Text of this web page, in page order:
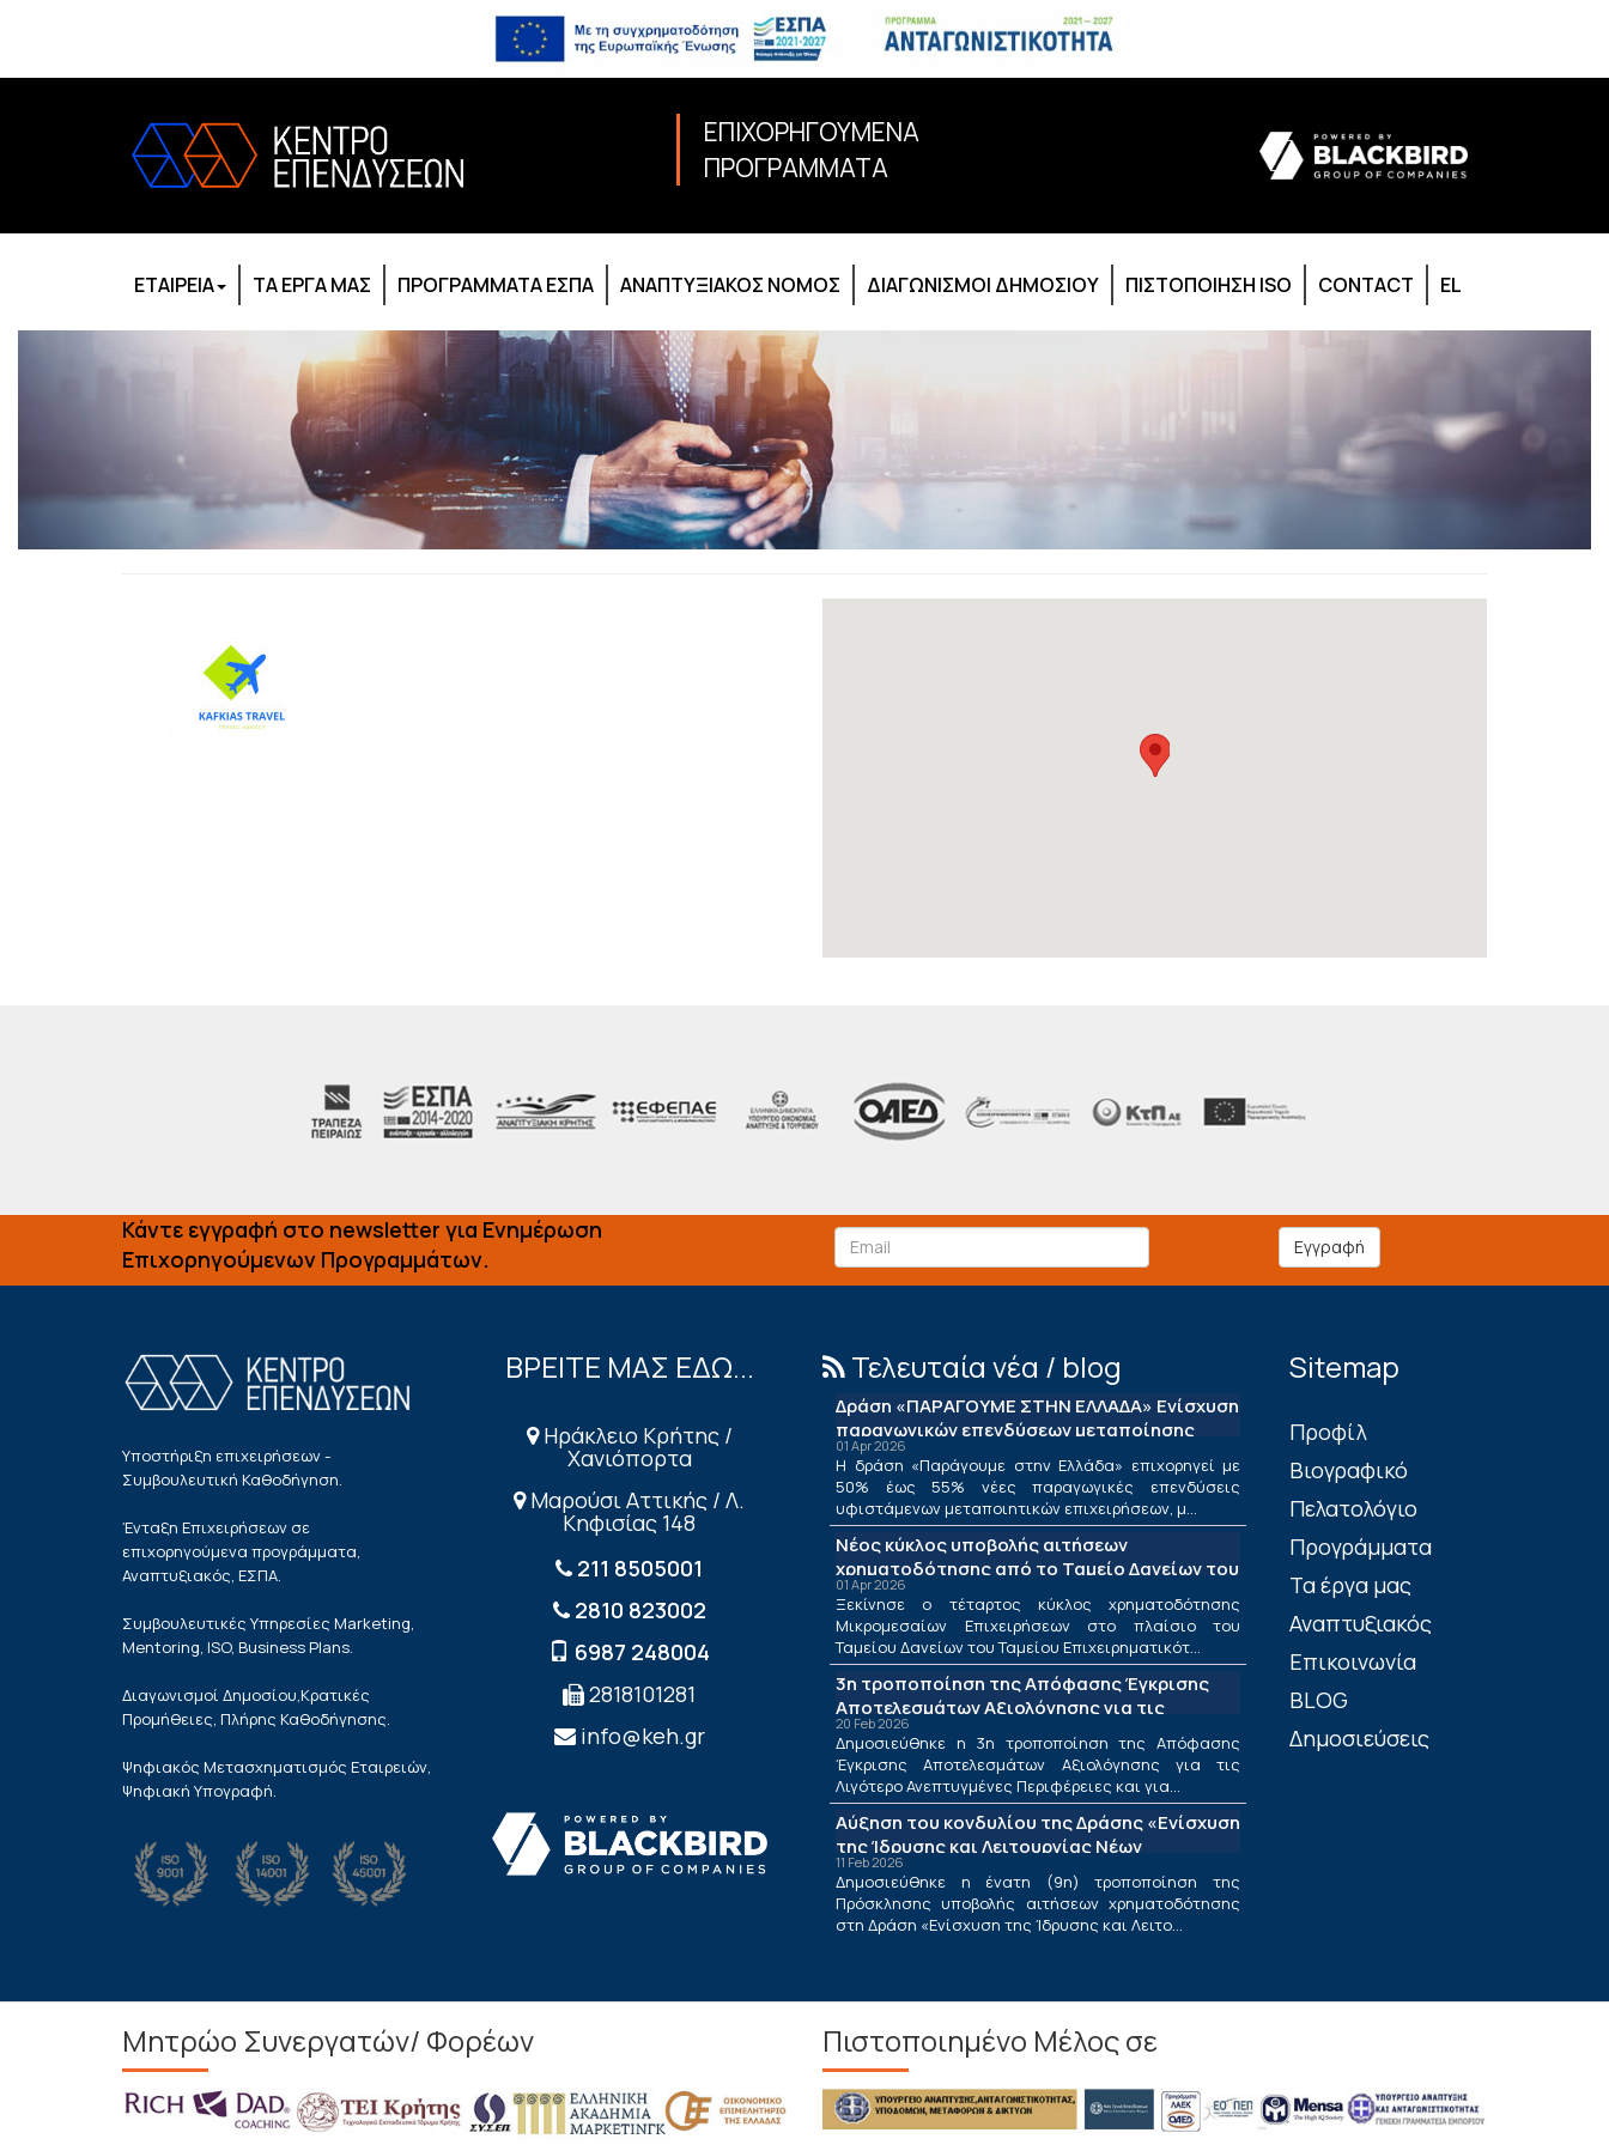
ΕΠΙΧΟΡΗΓΟΥΜΕΝΑ
ΠΡΟΓΡΑΜΜΑΤΑ
ΕΤΑΙΡΕΙΑ ΤΑ ΕΡΓΑ ΜΑΣ ΠΡΟΓΡΑΜΜΑΤΑ ΕΣΠΑ ΑΝΑΠΤΥΞΙΑΚΟΣ ΝΟΜΟΣ ΔΙΑΓΩΝΙΣΜΟΙ ΔΗΜΟΣΙΟΥ ΠΙΣΤΟΠΟΙΗΣΗ ISO CONTACT EL
Κάντε εγγραφή στο newsletter για Ενημέρωση
Επιχορηγούμενων Προγραμμάτων.
Εγγραφή
Υποστήριξη επιχειρήσεων -
Συμβουλευτική Καθοδήγηση.
Ένταξη Επιχειρήσεων σε
επιχορηγούμενα προγράμματα,
Αναπτυξιακός, ΕΣΠΑ.
Συμβουλευτικές Υπηρεσίες Marketing,
Mentoring, ISO, Business Plans.
Διαγωνισμοί Δημοσίου,Κρατικές
Προμήθειες, Πλήρης Καθοδήγησης.
Ψηφιακός Μετασχηματισμός Εταιρειών,
Ψηφιακή Υπογραφή.
ΒΡΕΙΤΕ ΜΑΣ ΕΔΩ...
Ηράκλειο Κρήτης /
Χανιόπορτα
Μαρούσι Αττικής / Λ.
Κηφισίας 148
211 8505001
2810 823002
6987 248004
2818101281
info@keh.gr
Τελευταία νέα / blog
Δράση «ΠΑΡΑΓΟΥΜΕ ΣΤΗΝ ΕΛΛΑΔΑ» Ενίσχυση
παραγωγικών επενδύσεων μεταποίησης
01 Apr 2026
Η δράση «Παράγουμε στην Ελλάδα» επιχορηγεί με
50% έως 55% νέες παραγωγικές επενδύσεις
υφιστάμενων μεταποιητικών επιχειρήσεων, μ...
Νέος κύκλος υποβολής αιτήσεων
χρηματοδότησης από το Ταμείο Δανείων του
ΤΕΠΙΧ ΙΙΙ
01 Apr 2026
Ξεκίνησε ο τέταρτος κύκλος χρηματοδότησης
Μικρομεσαίων Επιχειρήσεων στο πλαίσιο του
Ταμείου Δανείων του Ταμείου Επιχειρηματικότ...
3η τροποποίηση της Απόφασης Έγκρισης
Αποτελεσμάτων Αξιολόγησης για τις
Λιγότερο Ανεπτυγμένες Περιφέρειες και για
τις Περιφέρειες Μετάβασης στο πλαίσιο της
Δράσης «Ενίσχυση της Ίδρυσης και
Λειτουργίας Νέων Μικρομεσαίων
Τουριστικών Επιχειρήσεων»
20 Feb 2026
Δημοσιεύθηκε η 3η τροποποίηση της Απόφασης
Έγκρισης Αποτελεσμάτων Αξιολόγησης για τις
Λιγότερο Ανεπτυγμένες Περιφέρειες και για...
Αύξηση του κονδυλίου της Δράσης «Ενίσχυση
της Ίδρυσης και Λειτουργίας Νέων
Μικρομεσαίων Τουριστικών Επιχειρήσεων»
11 Feb 2026
Δημοσιεύθηκε η ένατη (9η) τροποποίηση της
Πρόσκλησης υποβολής αιτήσεων χρηματοδότησης
στη Δράση «Ενίσχυση της Ίδρυσης και Λειτο...
Sitemap
Πρoφίλ
Βιογραφικό
Πελατολόγιο
Προγράμματα
Τα έργα μας
Αναπτυξιακός
Επικοινωνία
BLOG
Δημοσιεύσεις
Μητρώο Συνεργατών/ Φορέων Πιστοποιημένο Μέλος σε